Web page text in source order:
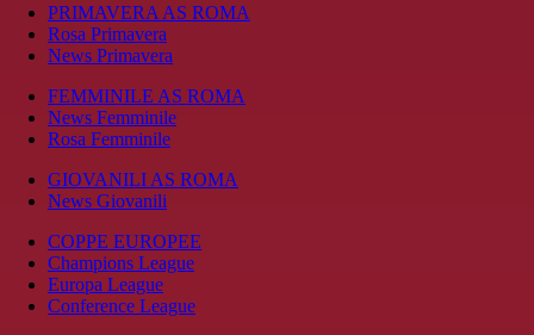
PRIMAVERA AS ROMA
Rosa Primavera
News Primavera
FEMMINILE AS ROMA
News Femminile
Rosa Femminile
GIOVANILI AS ROMA
News Giovanili
COPPE EUROPEE
Champions League
Europa League
Conference League